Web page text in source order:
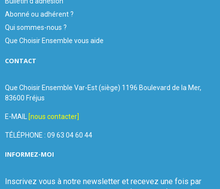
Abonné ou adhérent ?
Qui sommes-nous ?
Que Choisir Ensemble vous aide
CONTACT
Que Choisir Ensemble Var-Est (siège) 1196 Boulevard de la Mer,
83600 Fréjus
E-MAIL [nous contacter]
TÉLÉPHONE : 09 63 04 60 44
INFORMEZ-MOI
Inscrivez vous à notre newsletter et recevez une fois par